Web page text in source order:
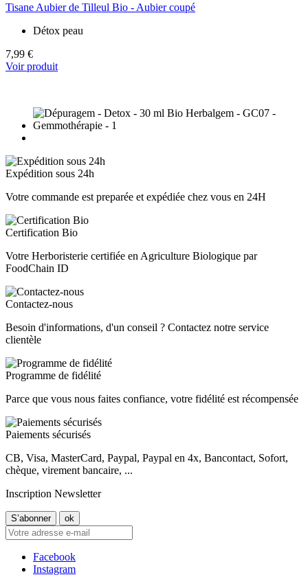
Tisane Aubier de Tilleul Bio - Aubier coupé
Détox peau
7,99 €
Voir produit
Expédition sous 24h
Votre commande est preparée et expédiée chez vous en 24H
Certification Bio
Votre Herboristerie certifiée en Agriculture Biologique par
FoodChain ID
Contactez-nous
Besoin d'informations, d'un conseil ? Contactez notre service
clientèle
Programme de fidélité
Parce que vous nous faites confiance, votre fidélité est récompensée
Paiements sécurisés
CB, Visa, MasterCard, Paypal, Paypal en 4x, Bancontact, Sofort,
chèque, virement bancaire, ...
Inscription Newsletter
Facebook
Instagram